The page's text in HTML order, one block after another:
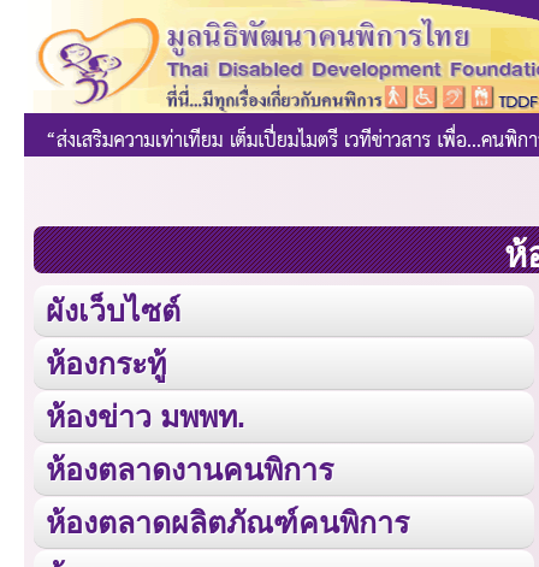
ห้
ผังเว็บไซต์
ห้องกระทู้
ห้องข่าว มพพท.
ห้องตลาดงานคนพิการ
ห้องตลาดผลิตภัณฑ์คนพิการ